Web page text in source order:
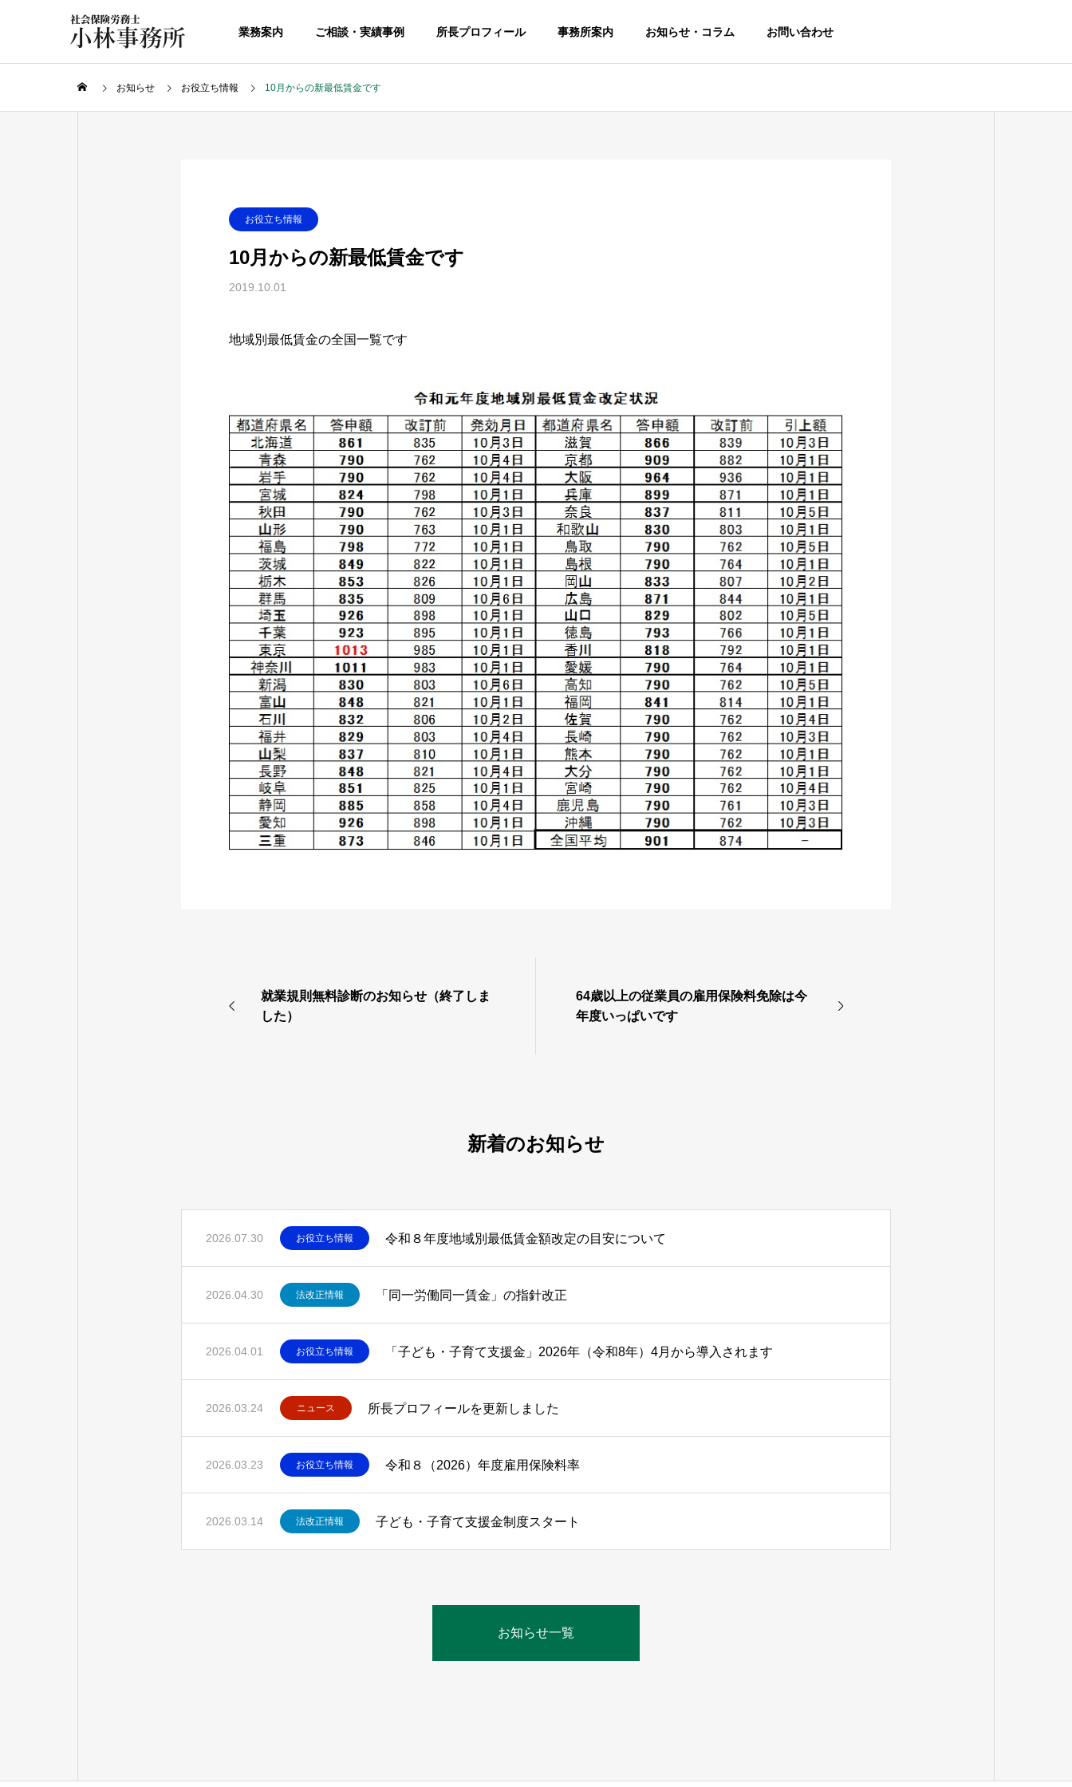
業務案内 ご相談・実績事例 所長プロフィール 事務所案内 お知らせ・コラム お問い合わせ
お知らせ お役立ち情報 10月からの新最低賃金です
お役立ち情報
10月からの新最低賃金です
2019.10.01
地域別最低賃金の全国一覧です
就業規則無料診断のお知らせ（終了しま
した）
64歳以上の従業員の雇用保険料免除は今
年度いっぱいです
新着のお知らせ
2026.07.30 お役立ち情報 令和８年度地域別最低賃金額改定の目安について
2026.04.30 法改正情報 「同一労働同一賃金」の指針改正
2026.04.01 お役立ち情報 「子ども・子育て支援金」2026年（令和8年）4月から導入されます
2026.03.24 ニュース 所長プロフィールを更新しました
2026.03.23 お役立ち情報 令和８（2026）年度雇用保険料率
2026.03.14 法改正情報 子ども・子育て支援金制度スタート
お知らせ一覧